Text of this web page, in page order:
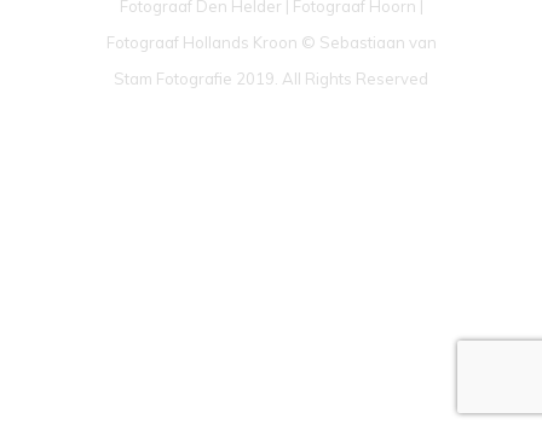
Fotograaf Den Helder | Fotograaf Hoorn |
Fotograaf Hollands Kroon © Sebastiaan van
Stam Fotografie 2019. All Rights Reserved